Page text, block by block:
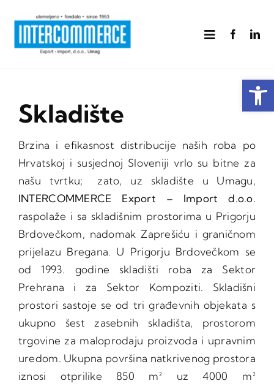
content
Toggle
O nama
Prehrana
Kompoziti
Drvo
Kontakt
Skladište
Brzina i efikasnost distribucije naših roba po
Hrvatskoj i susjednoj Sloveniji vrlo su bitne za
našu tvrtku; zato, uz skladište u Umagu,
INTERCOMMERCE Export – Import d.o.o.
raspolaže i sa skladišnim prostorima u Prigorju
Brdovečkom, nadomak Zaprešiću i graničnom
prijelazu Bregana. U Prigorju Brdovečkom se
od 1993. godine skladišti roba za Sektor
Prehrana i za Sektor Kompoziti . Skladišni
prostori sastoje se od tri građevnih objekata s
ukupno šest zasebnih skladišta, prostorom
trgovine za maloprodaju proizvoda i upravnim
uredom. Ukupna površina natkrivenog prostora
iznosi otprilike 850 m² uz 4000 m²